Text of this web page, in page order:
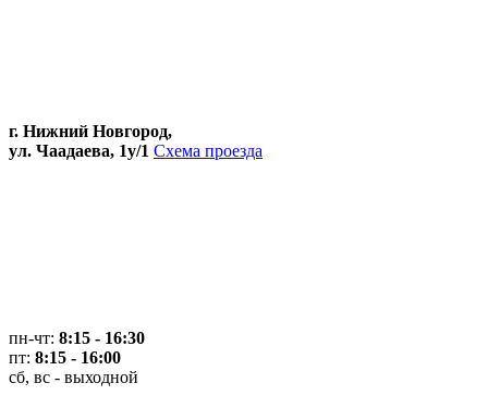
г. Нижний Новгород,
ул. Чаадаева, 1у/1 Схема проезда
пн-чт: 8:15 - 16:30
пт: 8:15 - 16:00
сб, вс - выходной